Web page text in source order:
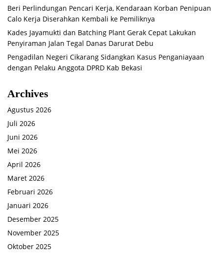
Beri Perlindungan Pencari Kerja, Kendaraan Korban Penipuan
Calo Kerja Diserahkan Kembali ke Pemiliknya
Kades Jayamukti dan Batching Plant Gerak Cepat Lakukan
Penyiraman Jalan Tegal Danas Darurat Debu
Pengadilan Negeri Cikarang Sidangkan Kasus Penganiayaan
dengan Pelaku Anggota DPRD Kab Bekasi
Archives
Agustus 2026
Juli 2026
Juni 2026
Mei 2026
April 2026
Maret 2026
Februari 2026
Januari 2026
Desember 2025
November 2025
Oktober 2025